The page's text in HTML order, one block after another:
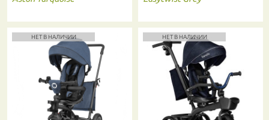
НЕТ В НАЛИЧИИ НЕТ В НАЛИЧИИ